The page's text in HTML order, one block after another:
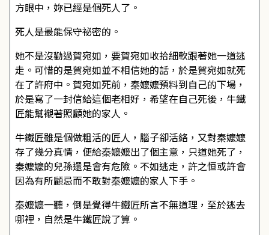
方眼中，妳已經是個死人了。
死人是最能保守祕密的。
她不是沒勸過賀宛如，要賀宛如收拾細軟跟著她一道逃
走。可惜的是賀宛如並不相信她的話，於是賀宛如就死
在了許府中。賀宛如死前，秦嬤嬤預料到自己的下場，
於是寫了一封信給這個老相好，希望在自己死後，牛鐵
匠能幫襯著照顧她的家人。
牛鐵匠雖是個做粗活的匠人，腦子卻活絡，又對秦嬤嬤
存了幾分真情，便給秦嬤嬤出了個主意，只道她死了，
秦嬤嬤的兒孫還是會有危險。不如逃走，許之恒或許會
因為有所顧忌而不敢對秦嬤嬤的家人下手。
秦嬤嬤一聽，倒是覺得牛鐵匠所言不無道理，至於逃去
哪裡，自然是牛鐵匠說了算。